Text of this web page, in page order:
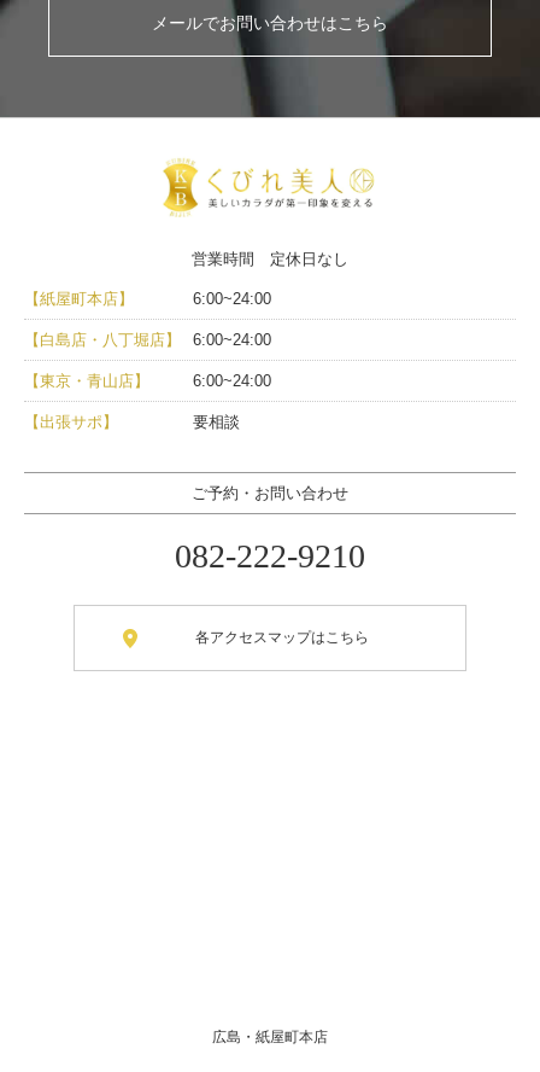
メールでお問い合わせはこちら
営業時間 定休日なし
【紙屋町本店】 6:00~24:00
【白島店・八丁堀店】 6:00~24:00
【東京・青山店】 6:00~24:00
【出張サポ】 要相談
ご予約・お問い合わせ
082-222-9210
各アクセスマップはこちら
広島・紙屋町本店